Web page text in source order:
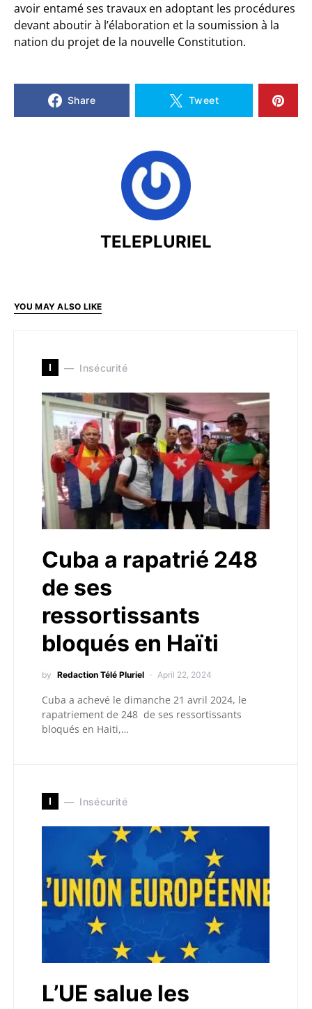
avoir entamé ses travaux en adoptant les procédures
devant aboutir à l’élaboration et la soumission à la
nation du projet de la nouvelle Constitution.
Share Tweet
TELEPLURIEL
YOU MAY ALSO LIKE
I Insécurité
Cuba a rapatrié 248
de ses
ressortissants
bloqués en Haïti
by Redaction Télé Pluriel April 22, 2024
Cuba a achevé le dimanche 21 avril 2024, le
rapatriement de 248 de ses ressortissants
bloqués en Haiti,…
I Insécurité
L’UE salue les